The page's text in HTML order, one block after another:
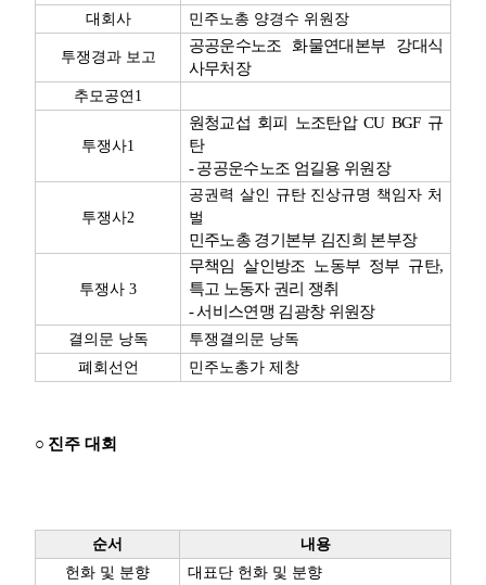
대회사
민주노총 양경수 위원장
투쟁경과 보고
공공운수노조 화물연대본부 강대식
사무처장
추모공연 1
투쟁사1
원청교섭 회피 노조탄압CU BGF 규
탄
-공공운수노조 엄길용 위원장
투쟁사2
공권력 살인 규탄 진상규명 책임자 처
벌
민주노총 경기본부 김진희 본부장
투쟁사3
무책임 살인방조 노동부 정부 규탄,
특고 노동자 권리 쟁취
-서비스연맹 김광창 위원장
결의문 낭독
투쟁결의문 낭독
폐회선언
민주노총가 제창
○ 진주 대회
순서
내용
헌화 및 분향
대표단 헌화 및 분향